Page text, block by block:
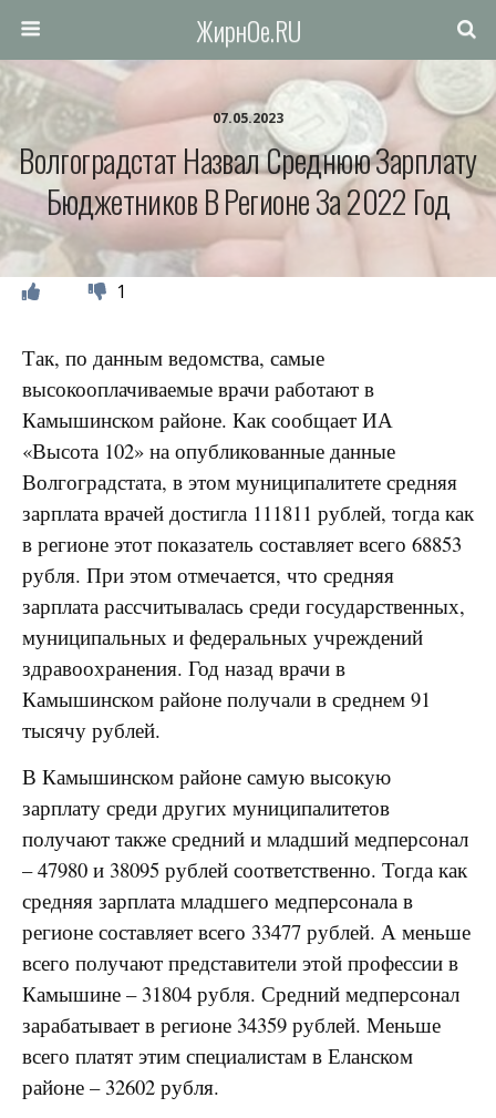
ЖирнОе.RU
07.05.2023
Волгоградстат Назвал Среднюю Зарплату
Бюджетников В Регионе За 2022 Год
1
Так, по данным ведомства, самые
высокооплачиваемые врачи работают в
Камышинском районе. Как сообщает ИА
«Высота 102» на опубликованные данные
Волгоградстата, в этом муниципалитете средняя
зарплата врачей достигла 111811 рублей, тогда как
в регионе этот показатель составляет всего 68853
рубля. При этом отмечается, что средняя
зарплата рассчитывалась среди государственных,
муниципальных и федеральных учреждений
здравоохранения. Год назад врачи в
Камышинском районе получали в среднем 91
тысячу рублей.
В Камышинском районе самую высокую
зарплату среди других муниципалитетов
получают также средний и младший медперсонал
– 47980 и 38095 рублей соответственно. Тогда как
средняя зарплата младшего медперсонала в
регионе составляет всего 33477 рублей. А меньше
всего получают представители этой профессии в
Камышине – 31804 рубля. Средний медперсонал
зарабатывает в регионе 34359 рублей. Меньше
всего платят этим специалистам в Еланском
районе – 32602 рубля.